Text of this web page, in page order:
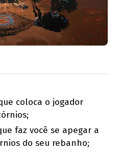
coloca o jogador
faz você se apegar a
do seu rebanho;